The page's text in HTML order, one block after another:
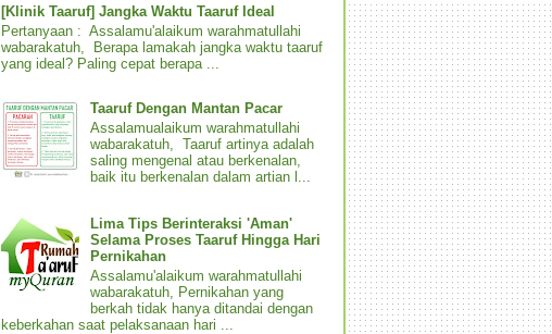
[Klinik Taaruf] Jangka Waktu Taaruf Ideal
Pertanyaan : Assalamu'alaikum warahmatullahi
wabarakatuh, Berapa lamakah jangka waktu taaruf
yang ideal? Paling cepat berapa ...
Taaruf Dengan Mantan Pacar
Assalamualaikum warahmatullahi
wabarakatuh, Taaruf artinya adalah
saling mengenal atau berkenalan,
baik itu berkenalan dalam artian l...
Lima Tips Berinteraksi 'Aman'
Selama Proses Taaruf Hingga Hari
Pernikahan
Assalamu'alaikum warahmatullahi
wabarakatuh, Pernikahan yang
berkah tidak hanya ditandai dengan
keberkahan saat pelaksanaan hari ...